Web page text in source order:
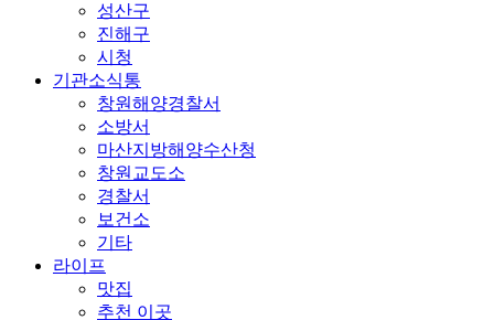
성산구
진해구
시청
기관소식통
창원해양경찰서
소방서
마산지방해양수산청
창원교도소
경찰서
보건소
기타
라이프
맛집
추천 이곳